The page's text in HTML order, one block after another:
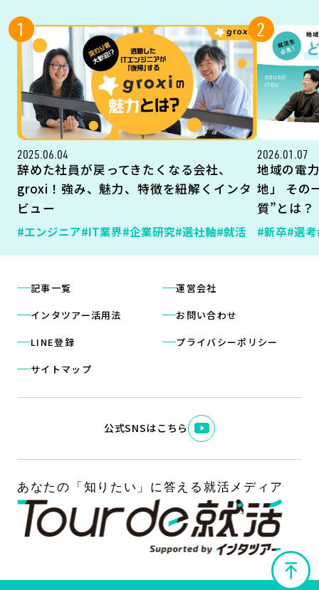
1
2025.06.04
辞めた社員が戻ってきたくなる会社、
groxi！強み、魅力、特徴を紐解くインタ
ビュー
#エンジニア#IT業界#企業研究#選社軸#就活
2
2026.01.07
地域の電
地」 その
質”とは？
#新卒#選考
記事一覧
インタツアー活用法
LINE登録
サイトマップ
運営会社
お問い合わせ
プライバシーポリシー
公式SNSはこちら